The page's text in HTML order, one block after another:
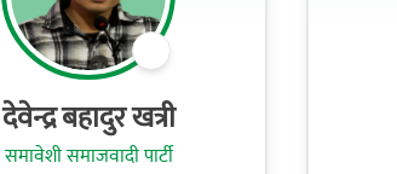
देवेन्द्र बहादुर खत्री
समावेशी समाजवादी पार्टी